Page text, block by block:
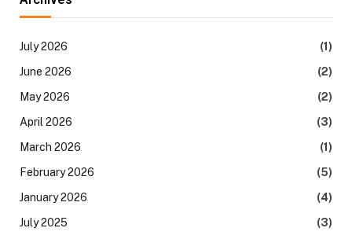
July 2026
(1)
June 2026
(2)
May 2026
(2)
April 2026
(3)
March 2026
(1)
February 2026
(5)
January 2026
(4)
July 2025
(3)